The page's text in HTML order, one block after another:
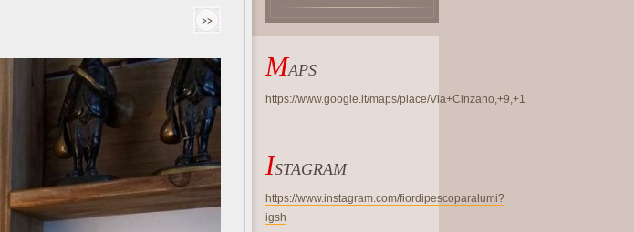
>>
MAPS
https://www.google.it/maps/place/Via+Cinzano,+9,+1
ISTAGRAM
https://www.instagram.com/fiordipescoparalumi?
igsh